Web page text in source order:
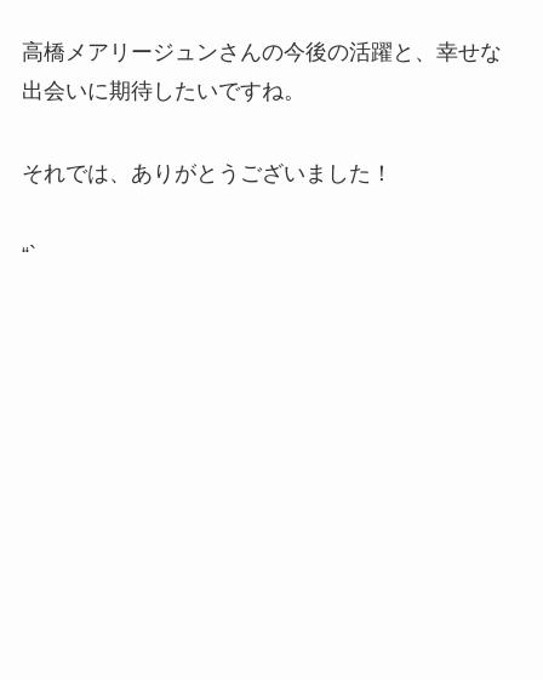
高橋メアリージュンさんの今後の活躍と、幸せな
出会いに期待したいですね。
それでは、ありがとうございました！
“`